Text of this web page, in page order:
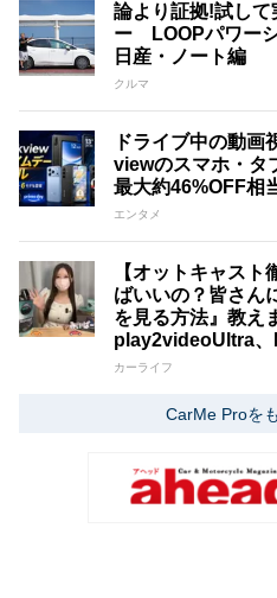
論より証拠!試し
ー LOOPパワーシ
日産・ノート編
クルマ
ドライブ中の動
viewのスマホ・タ
最大約46%OFF相
エンタメ
【オットキャスト
ばいいの？皆さん
を見る方法』教え
play2videoUltra
カーライフ
CarMe Proを